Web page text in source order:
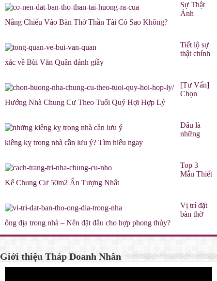
Sự Thật
Ánh
Nắng Chiếu Vào Bàn Thờ Thần Tài Có Sao Không?
Tiết lộ sự
thật chính
xác về Bùi Văn Quân đánh giầy
[Tư Vấn]
Chọn
Hướng Nhà Chung Cư Theo Tuổi Quý Hợi Hợp Lý
Đâu là
những
kiêng kỵ trong nhà cần lưu ý? Tìm hiểu ngay
Top 3
Mẫu Thiết
Kế Chung Cư 50m2 Ấn Tượng Nhất
Vị trí đặt
bàn thờ
ông địa trong nhà – Nên đặt đâu cho hợp phong thủy?
Giới thiệu Tháp Doanh Nhân